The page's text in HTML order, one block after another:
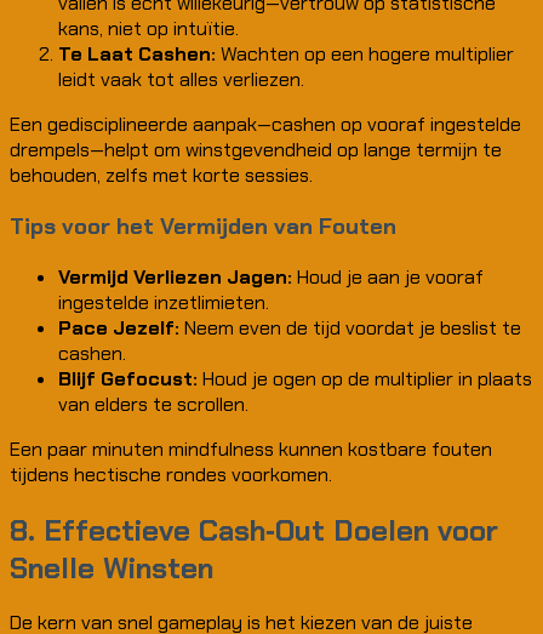
kans, niet op intuïtie.
Te Laat Cashen: Wachten op een hogere multiplier
leidt vaak tot alles verliezen.
Een gedisciplineerde aanpak—cashen op vooraf ingestelde
drempels—helpt om winstgevendheid op lange termijn te
behouden, zelfs met korte sessies.
Tips voor het Vermijden van Fouten
Vermijd Verliezen Jagen: Houd je aan je vooraf
ingestelde inzetlimieten.
Pace Jezelf: Neem even de tijd voordat je beslist te
cashen.
Blijf Gefocust: Houd je ogen op de multiplier in plaats
van elders te scrollen.
Een paar minuten mindfulness kunnen kostbare fouten
tijdens hectische rondes voorkomen.
8. Effectieve Cash‑Out Doelen voor
Snelle Winsten
De kern van snel gameplay is het kiezen van de juiste